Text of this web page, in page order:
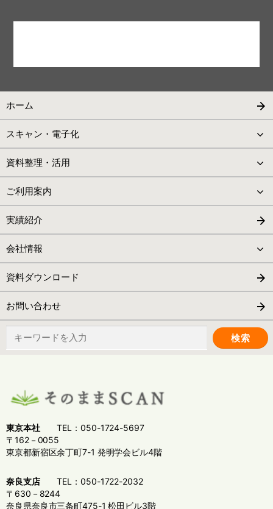
ホーム
スキャン・電子化
資料整理・活用
ご利用案内
実績紹介
会社情報
資料ダウンロード
お問い合わせ
東京本社TEL：050-1724-5697
〒162－0055
東京都新宿区余丁町7-1 発明学会ビル4階
奈良支店TEL：050-1722-2032
〒630－8244
奈良県奈良市三条町475-1 松田ビル3階